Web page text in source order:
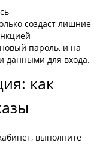
создаст лишние
пароль, и на
данными для входа.
как
выполните